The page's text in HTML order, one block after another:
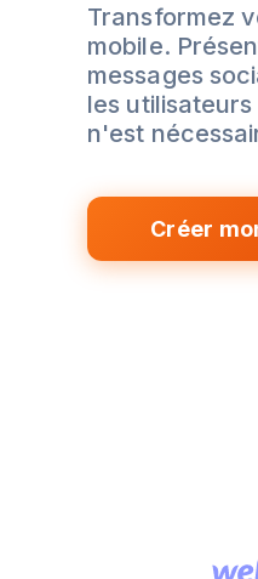
Transformez
mobile.
messages
les
n'est
Créer